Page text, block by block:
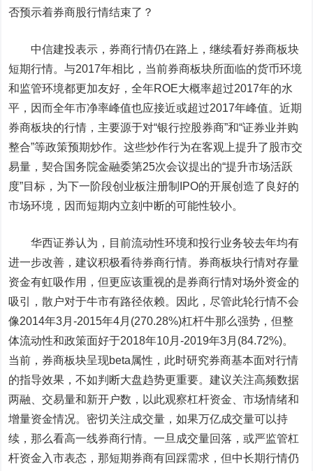
否预示着券商股行情结束了？
中信建投表示，券商行情仍在路上，继续看好券商板块
短期行情。与2017年相比，当前券商板块所面临的货币环境
和监管环境都更加友好，全年ROE大概率超过2017年的水
平，因而全年市净率峰值也应接近或超过2017年峰值。近期
券商板块的行情，主要源于对“银行控股券商”和“证券业并购
整合”等政策预期炒作。这些炒作行为在客观上提升了股市交
易量，契合国务院金融委第25次会议提出的“提升市场活跃
度”目标，为下一阶段创业板注册制IPO的开展创造了良好的
市场环境，因而短期内立刻中断的可能性较小。
华西证券认为，目前流动性环境和投行业务较去年均有
进一步改善，建议积极看待券商行情。券商板块行情对存量
资金有虹吸作用，但更应该重视的是券商行情对场外资金的
吸引，散户对于牛市有路径依赖。因此，尽管此轮行情不会
像2014年3月-2015年4月(270.28%)杠杆牛那么强势，但整
体流动性和政策面好于2018年10月-2019年3月(84.72%)。
当前，券商板块呈现beta属性，此时研究券商基本面对行情
的指导效果，不如判断大盘趋势更重要。建议关注高频数据
两融、交易量和新开户数，以此观察杠杆资金、市场情绪和
增量资金情况。密切关注成交量，如果万亿成交量可以持
续，那么看高一线券商行情。一旦成交量回落，或严监管杠
杆资金入市表态，那短期券商有回踩需求，但中长期行情仍